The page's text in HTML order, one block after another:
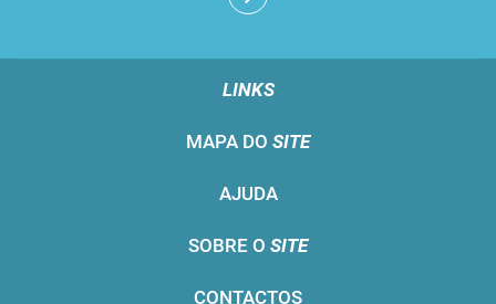
LINKS
MAPA DO SITE
AJUDA
SOBRE O SITE
CONTACTOS